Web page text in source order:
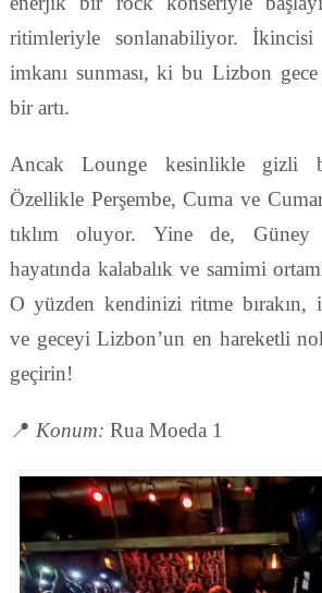
ritimleriyle sonlanabiliyor.
imkanı sunması, ki bu Lizbon
bir artı.
Ancak Lounge kesinlikle gizli
Özellikle Perşembe, Cuma ve
tıklım oluyor. Yine de, Güney
hayatında kalabalık ve samimi
O yüzden kendinizi ritme bırakın,
ve geceyi Lizbon’un en hareketli
geçirin!
📍 Konum: Rua Moeda 1